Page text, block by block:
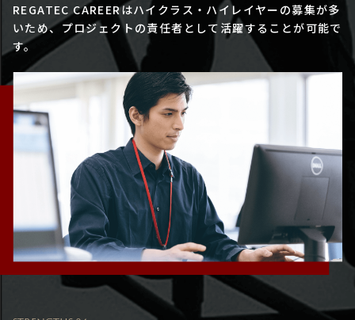
REGATEC CAREERはハイクラス・ハイレイヤーの募集が多
いため、プロジェクトの責任者として活躍することが可能で
す。